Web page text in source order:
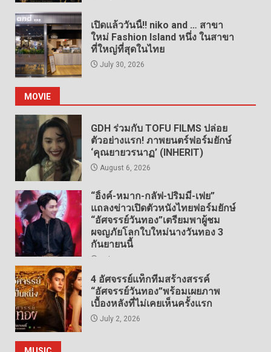
เปิดแล้ววันนี้!! niko and … สาขา
ใหม่ Fashion Island หนึ่ง ในสาขา
ที่ใหญ่ที่สุดในไทย
July 30, 2026
MOVIE
GDH ร่วมกับ TOFU FILMS ปล่อย
ตัวอย่างแรก! ภาพยนตร์ฟอร์มยักษ์
‘คุณยายวรนาฏ’ (INHERIT)
August 6, 2026
“อิ้งค์-หมาก-กลัฟ-ปริมมี่-เฟย”
แถลงข่าวเปิดตัวหนังไทยฟอร์มยักษ์
“อัศจรรย์วันทอง”เตรียมพาผู้ชม
ผจญภัยโลกใบใหม่นางวันทอง 3
กันยายนนี้
4 อัศจรรย์แท็กทีมสร้างสรรค์
“อัศจรรย์วันทอง”พร้อมเผยภาพ
เบื้องหลังที่ไม่เคยเห็นครั้งแรก
July 2, 2026